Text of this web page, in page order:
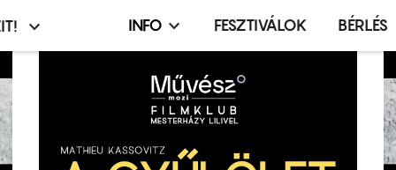
Infó,
terembérlés
menü
INFO FESZTIVÁLOK BÉRLÉS